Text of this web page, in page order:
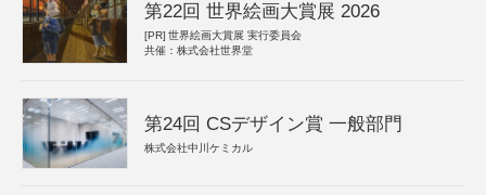
第22回 世界絵画大賞展 2026
[PR] 世界絵画大賞展 実行委員会
共催：株式会社世界堂
第24回 CSデザイン賞 一般部門
株式会社中川ケミカル